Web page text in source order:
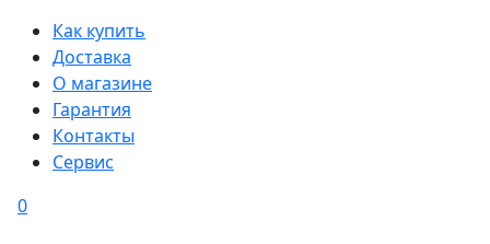
Как купить
Доставка
О магазине
Гарантия
Контакты
Сервис
0